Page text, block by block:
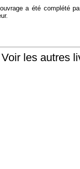
a été complété
les autres